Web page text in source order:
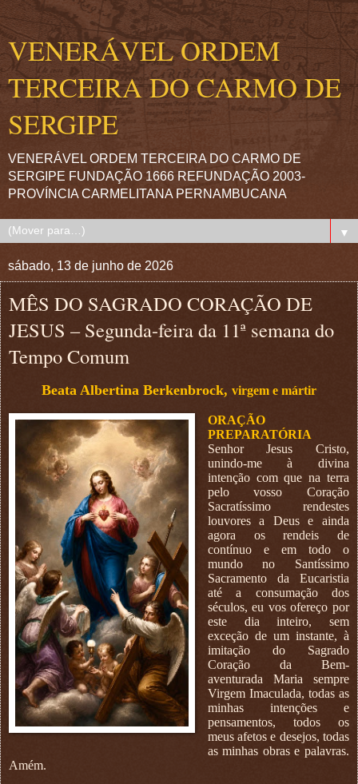
VENERÁVEL ORDEM
TERCEIRA DO CARMO DE
SERGIPE
VENERÁVEL ORDEM TERCEIRA DO CARMO DE
SERGIPE FUNDAÇÃO 1666 REFUNDAÇÃO 2003-
PROVÍNCIA CARMELITANA PERNAMBUCANA
▼
sábado, 13 de junho de 2026
MÊS DO SAGRADO CORAÇÃO DE
JESUS – Segunda-feira da 11ª semana do
Tempo Comum
Beata Albertina Berkenbrock, virgem e mártir
ORAÇÃO
PREPARATÓRIA
Senhor Jesus Cristo,
unindo-me à divina
intenção com que na terra
pelo vosso Coração
Sacratíssimo rendestes
louvores a Deus e ainda
agora os rendeis de
contínuo e em todo o
mundo no Santíssimo
Sacramento da Eucaristia
até a consumação dos
séculos, eu vos ofereço por
este dia inteiro, sem
exceção de um instante, à
imitação do Sagrado
Coração da Bem-
aventurada Maria sempre
Virgem Imaculada, todas as
minhas intenções e
pensamentos, todos os
meus afetos e desejos, todas
as minhas obras e palavras.
Amém.